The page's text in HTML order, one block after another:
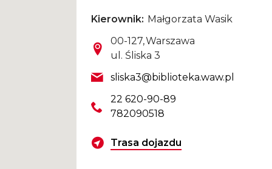
Kierownik
Małgorzata Wasik
Kod pocztowy
00-127 Miasto
Warszawa
Ulica
ul. Śliska 3
Email
sliska3@biblioteka.waw.pl
Telefon
22 620-90-89
782090518
Wyznacz trasę dojazdu
Trasa dojazdu